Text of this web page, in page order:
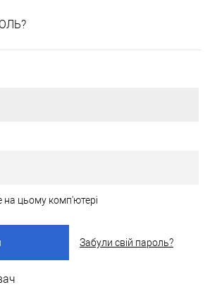
цьому комп'ютері
Забули свій пароль?